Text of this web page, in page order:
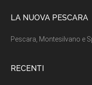
LA NUOVA PESCARA
Pescara, Montesilvano e
RECENTI